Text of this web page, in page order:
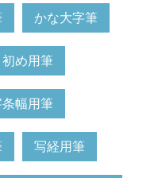
かな大字筆
め用筆
幅用筆
写経用筆